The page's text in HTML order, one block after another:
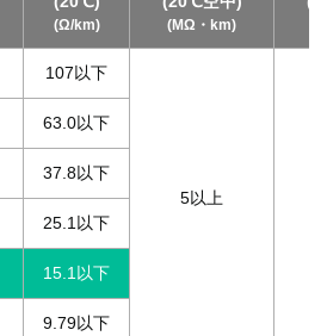
(Ω/km) (MΩ・km)
107以下
5以上
63.0以下
37.8以下
25.1以下
15.1以下
9.79以下